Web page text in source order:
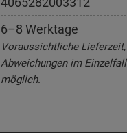
6–8 Werktage
Voraussichtliche Lieferzeit,
Abweichungen im Einzelfall
möglich.